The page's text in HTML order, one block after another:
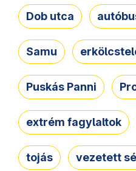
Dob utca
Samu
Puskás Panni
extrém fagylaltok
tojás vezetett